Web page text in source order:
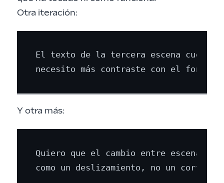
Otra iteración:
El texto de la tercera escena cuesta
Y otra más:
Quiero que el cambio entre escenas